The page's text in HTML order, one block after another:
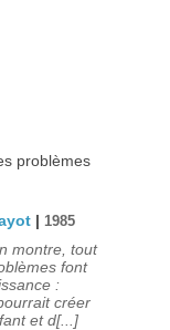
problèmes
| 1985
montre, tout
font
:
créer
et d[...]